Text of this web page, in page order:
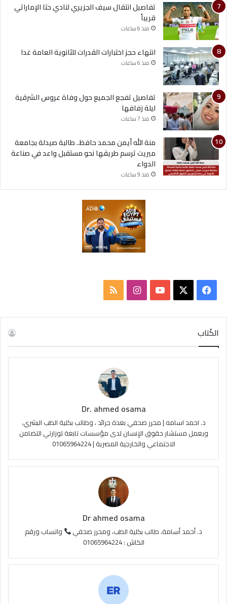
تفاصيل انتقال سيف الجزيري لنادي حتا الإماراتي
قريباً
منذ 6 ساعات
انتهاء حجز اختبارات القدرات للثانوية العامة غدا
منذ 6 ساعات
تفاصيل تفجع الجميع حول وفاة عروس الشرقية
ليلة زفافها
منذ 7 ساعات
منة الله أيمن محمد حافظ.. طالبة صيدلة بجامعة
ميريت ترسم طريقها نحو مستقبل واعد في صناعة
الدواء
منذ 9 ساعات
س
ب
u
e
ت
ا
م
ص
ا
ل
م
و
ق
ع
R
S
S
الكُتاب
Dr. ahmed osama
د. احمد اسامه | محرر صحفي بعدة جرائد ، وطالب بكلية الطب البشري،
ويعمل مستشار حقوق الإنسان لدى مؤسسات تابعة لوزارتي التضامن
الاجتماعي والخارجية المصرية | 01065964224
Dr ahmed osama
د. أحمد أسامة، طالب بكلية الطب، ومحرر صحفي
واتساب ورقم
الكاش : 01065964224